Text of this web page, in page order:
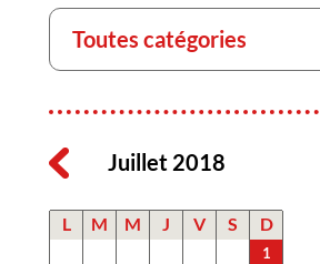
Toutes catégories
Juillet 2018
L M M J V S D
1